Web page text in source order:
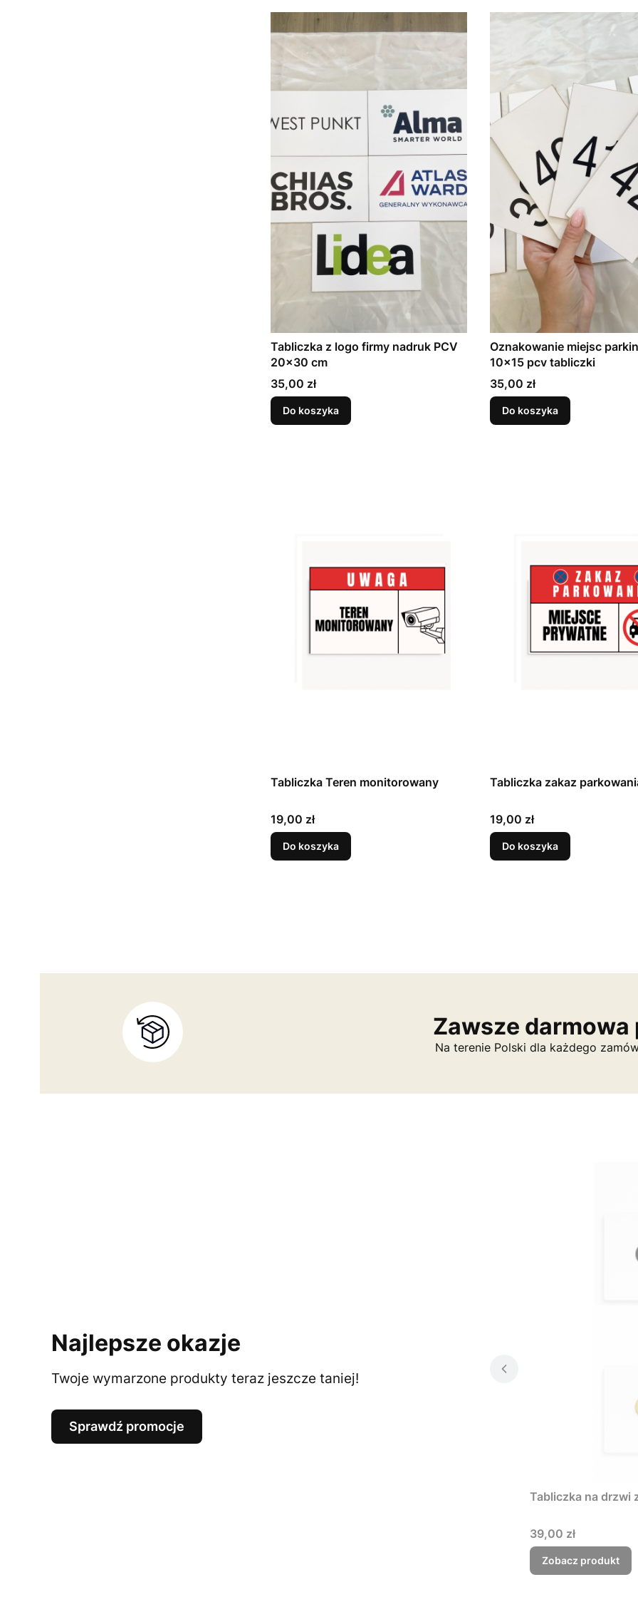
Tabliczka z logo firmy nadruk PCV
20x30 cm
Cena
35,00 zł
Do koszyka
Oznakowanie miejsc
10x15 pcv tabliczki
Cena
35,00 zł
Do koszyka
Tabliczka Teren monitorowany
Cena
19,00 zł
Do koszyka
Tabliczka zakaz
Cena
19,00 zł
Do koszyka
Zawsze darmowa
Na terenie Polski dla każdego
Najlepsze okazje
Twoje wymarzone produkty teraz jeszcze taniej!
Sprawdź promocje
Tabliczka na drzwi
Cena
39,00 zł
Zobacz produkt